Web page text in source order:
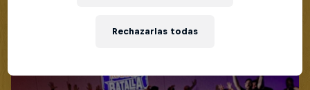
Rechazarlas todas